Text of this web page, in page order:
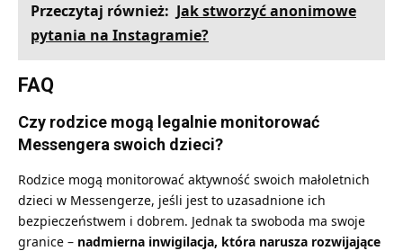
Przeczytaj również: Jak stworzyć anonimowe
pytania na Instagramie?
FAQ
Czy rodzice mogą legalnie monitorować
Messengera swoich dzieci?
Rodzice mogą monitorować aktywność swoich małoletnich
dzieci w Messengerze, jeśli jest to uzasadnione ich
bezpieczeństwem i dobrem. Jednak ta swoboda ma swoje
granice – nadmierna inwigilacja, która narusza rozwijające